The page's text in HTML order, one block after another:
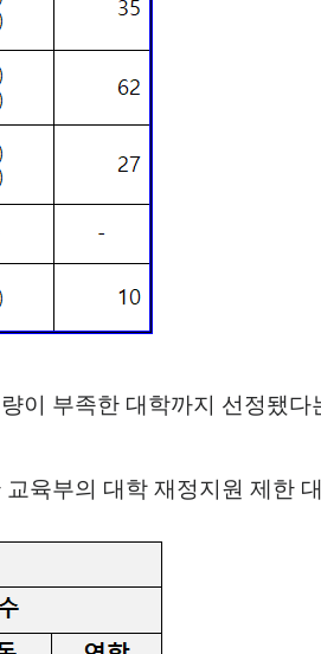
이 부족한 대학까지 선정됐다
교육부의 대학 재정지원 제한